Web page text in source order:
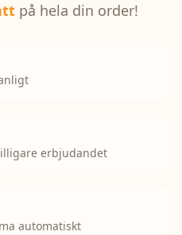
på hela din order!
erbjudandet
automatiskt